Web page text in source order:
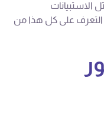
الاستبيانات
التعرف على كل هذا من